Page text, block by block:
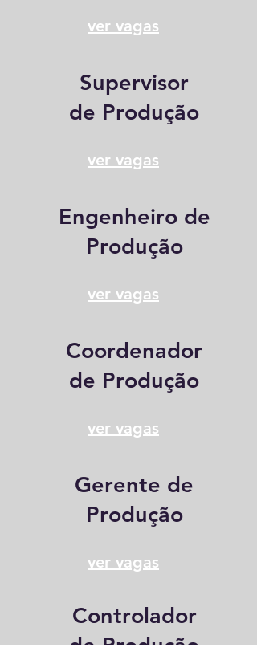
ver vagas
Supervisor
de Produção
ver vagas
Engenheiro de
Produção
ver vagas
Coordenador
de Produção
ver vagas
Gerente de
Produção
ver vagas
Controlador
de Produção